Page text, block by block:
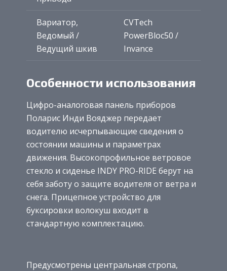
Вариатор,
Ведомый /
Ведущий шкив
CVTech
PowerBloc50 /
Invance
Особенности использования
Цифро-аналоговая панель приборов
Поларис Инди Вояджер передает
водителю исчерпывающие сведения о
состоянии машины и параметрах
движения. Высокопрофильное ветровое
стекло и сиденье INDY PRO-RIDE берут на
себя заботу о защите водителя от ветра и
снега. Прицепное устройство для
буксировки волокуш входит в
стандартную комплектацию.
Предусмотрены центральная стропа,